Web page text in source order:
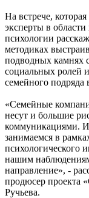
На встрече,
эксперты в
психологии
методиках
подводных камнях
социальных ролей
семейного
«Семейные
несут и большие
коммуникациями.
занимаемся в
психологического
нашим
направление», -
продюсер проекта
Ручьева.